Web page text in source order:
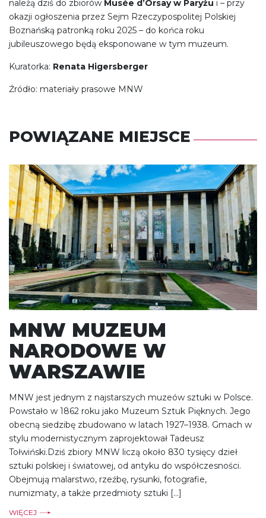
należą dziś do zbiorów Musée d’Orsay w Paryżu i – przy
okazji ogłoszenia przez Sejm Rzeczypospolitej Polskiej
Boznańską patronką roku 2025 – do końca roku
jubileuszowego będą eksponowane w tym muzeum.
Kuratorka: Renata Higersberger
Źródło: materiały prasowe MNW
POWIĄZANE MIEJSCE
MNW MUZEUM
NARODOWE W
WARSZAWIE
MNW jest jednym z najstarszych muzeów sztuki w Polsce.
Powstało w 1862 roku jako Muzeum Sztuk Pięknych. Jego
obecną siedzibę zbudowano w latach 1927–1938. Gmach w
stylu modernistycznym zaprojektował Tadeusz
Tołwiński.Dziś zbiory MNW liczą około 830 tysięcy dzieł
sztuki polskiej i światowej, od antyku do współczesności.
Obejmują malarstwo, rzeźbę, rysunki, fotografie,
numizmaty, a także przedmioty sztuki […]
WIĘCEJ